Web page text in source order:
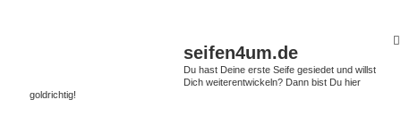
seifen4um.de
Du hast Deine erste Seife gesiedet und willst
Dich weiterentwickeln? Dann bist Du hier
goldrichtig!